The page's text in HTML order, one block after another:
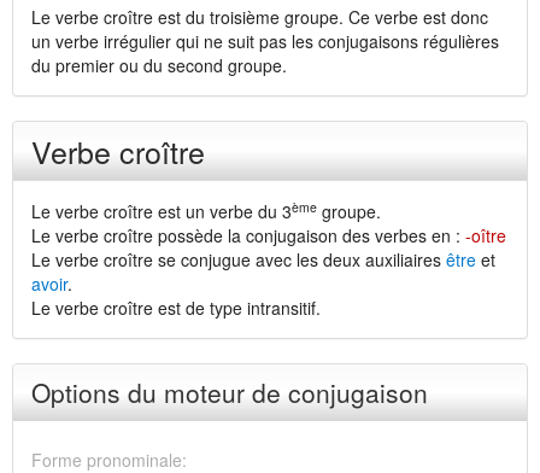
Le verbe croître est du troisième groupe. Ce verbe est donc
un verbe irrégulier qui ne suit pas les conjugaisons régulières
du premier ou du second groupe.
Verbe croître
Le verbe croître est un verbe du 3ème groupe.
Le verbe croître possède la conjugaison des verbes en : -oître
Le verbe croître se conjugue avec les deux auxiliaires être et
avoir.
Le verbe croître est de type intransitif.
Options du moteur de conjugaison
Forme pronominale: